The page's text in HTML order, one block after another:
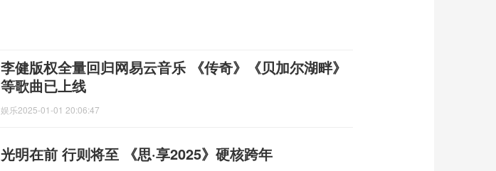
李健版权全量回归网易云音乐 《传奇》《贝加尔湖畔》
等歌曲已上线
娱乐2025-01-01 20:06:47
光明在前 行则将至 《思·享2025》硬核跨年